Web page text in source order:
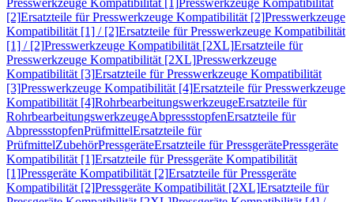
Presswerkzeuge Kompatibilität [1]Presswerkzeuge Kompatibilität
[2]Ersatzteile für Presswerkzeuge Kompatibilität [2]Presswerkzeuge
Kompatibilität [1] / [2]Ersatzteile für Presswerkzeuge Kompatibilität
[1] / [2]Presswerkzeuge Kompatibilität [2XL]Ersatzteile für
Presswerkzeuge Kompatibilität [2XL]Presswerkzeuge
Kompatibilität [3]Ersatzteile für Presswerkzeuge Kompatibilität
[3]Presswerkzeuge Kompatibilität [4]Ersatzteile für Presswerkzeuge
Kompatibilität [4]RohrbearbeitungswerkzeugeErsatzteile für
RohrbearbeitungswerkzeugeAbpressstopfenErsatzteile für
AbpressstopfenPrüfmittelErsatzteile für
PrüfmittelZubehörPressgeräteErsatzteile für PressgerätePressgeräte
Kompatibilität [1]Ersatzteile für Pressgeräte Kompatibilität
[1]Pressgeräte Kompatibilität [2]Ersatzteile für Pressgeräte
Kompatibilität [2]Pressgeräte Kompatibilität [2XL]Ersatzteile für